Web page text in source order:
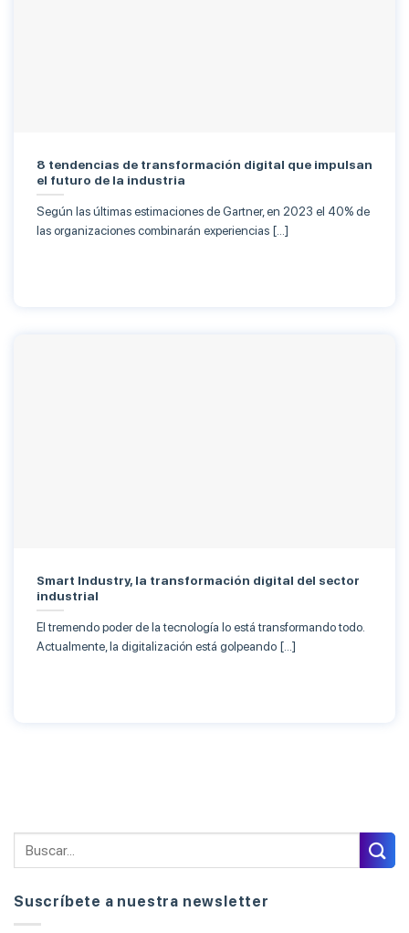
8 tendencias de transformación digital que impulsan
el futuro de la industria
Según las últimas estimaciones de Gartner, en 2023 el 40% de
las organizaciones combinarán experiencias […]
Smart Industry, la transformación digital del sector
industrial
El tremendo poder de la tecnología lo está transformando todo.
Actualmente, la digitalización está golpeando […]
Suscríbete a nuestra newsletter